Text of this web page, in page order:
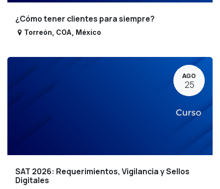
¿Cómo tener clientes para siempre?
Torreón COA México
AGO
25
SAT 2026: Requerimientos, Vigilancia y Sellos
Digitales